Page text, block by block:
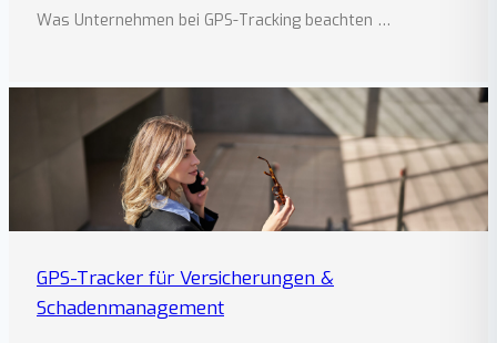
Was Unternehmen bei GPS-Tracking beachten …
GPS-Tracker für Versicherungen &
Schadenmanagement